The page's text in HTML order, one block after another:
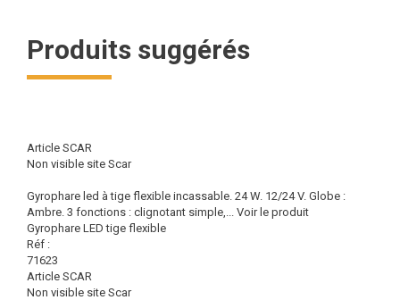
Produits suggérés
Article SCAR
Non visible site Scar
Gyrophare led à tige flexible incassable. 24 W. 12/24 V. Globe :
Ambre. 3 fonctions : clignotant simple,... Voir le produit
Gyrophare LED tige flexible
Réf :
71623
Article SCAR
Non visible site Scar